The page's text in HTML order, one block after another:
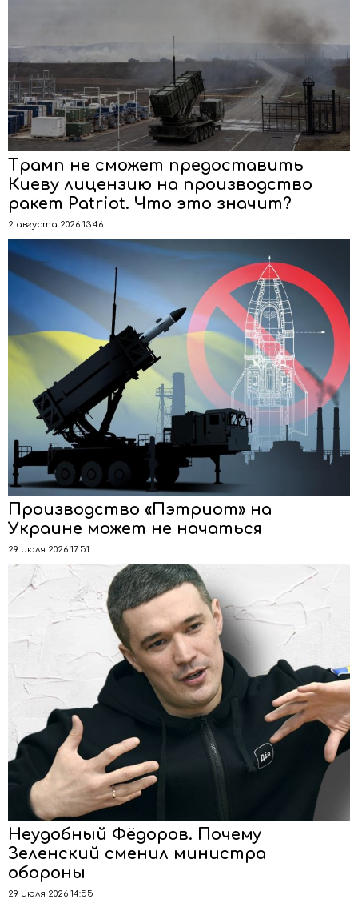
Трамп не сможет предоставить
Киеву лицензию на производство
ракет Patriot. Что это значит?
2 августа 2026 13:46
Производство «Пэтриот» на
Украине может не начаться
29 июля 2026 17:51
Неудобный Фёдоров. Почему
Зеленский сменил министра
обороны
29 июля 2026 14:55